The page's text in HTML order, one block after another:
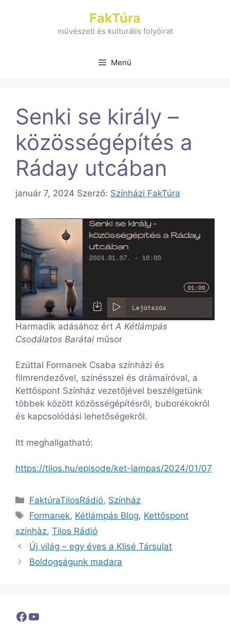
FakTúra
művészeti és kulturális folyóirat
Menü
Senki se király –
közösségépítés a
Ráday utcában
január 7, 2024 Szerző: Színházi FakTúra
Harmadik adásához ért A Kétlámpás
Csodálatos Barátai műsor
Ezúttal Formanek Csaba színházi és
filmrendezővel, színésszel és drámaíróval, a
Kettőspont Színház vezetőjével beszélgetünk
többek között közösségépítésről, buborékokról
és kapcsolódási lehetőségekről.
Itt meghallgatható:
https://tilos.hu/episode/ket-lampas/2024/01/07
Kategória
FaktúraTilosRádió, Színház
Címkék
Formanek, Kétlámpás Blog, Kettőspont
színhàz, Tilos Rádió
Új világ – egy éves a Klisé Társulat
Boldogságunk madara
Facebook
YouTube